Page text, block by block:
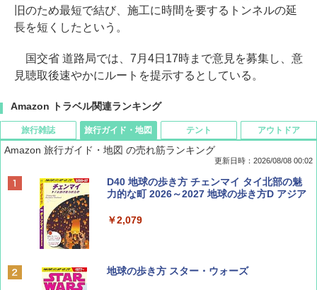
旧のため最短で結び、施工に時間を要するトンネルの延
長を短くしたという。
国交省 道路局では、7月4日17時まで意見を募集し、意
見聴取後速やかにルートを提示するとしている。
Amazon トラベル関連ランキング
旅行雑誌
BE-PAL(ビ-パル) 2026年 9 月号【特別付録:
SOTO ミニマル"旅"財布 ランダム2種】
￥1,500
ディズニーファン ２０２６年 ９月号 [雑
旅行ガイド・地図
Amazon 旅行ガイド・地図 の売れ筋ランキング
更新日時：2026/08/08 00:02
D40 地球の歩き方 チェンマイ タイ北部の魅
力的な町 2026～2027 地球の歩き方D アジア
￥2,079
地球の歩き方 スター・ウォーズ
テント アウトドア